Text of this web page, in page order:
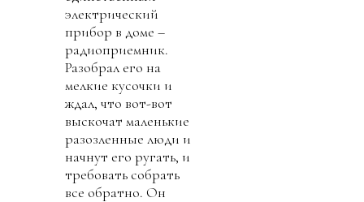
электрический
прибор в доме –
радиоприемник.
Разобрал его на
мелкие кусочки и
ждал, что вот-вот
выскочат маленькие
разозленные люди и
начнут его ругать, и
требовать собрать
все обратно. Он